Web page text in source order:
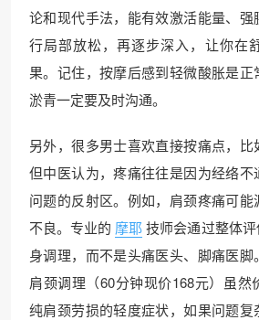
论和现代手法，能有效激活能量、
行局部放松，再逐步深入，让你在
果。记住，按摩后感到轻微酸胀是
淤青一定要及时沟通。
另外，很多男士喜欢直接按痛点，比
但中医认为，疼痛往往是因为经络
问题的反射区。例如，肩颈疼痛可
不良。专业的 摩耶 技师会通过整体
身调理，而不是头痛医头、脚痛医
肩颈调理（60分钟现价168元）虽然
纯肩颈劳损的轻度症状，如果问题